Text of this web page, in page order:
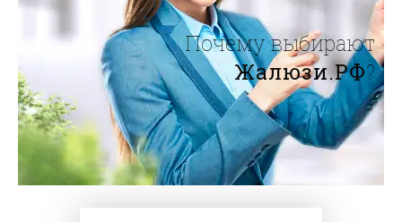
Почему выбирают
Жалюзи.РФ?